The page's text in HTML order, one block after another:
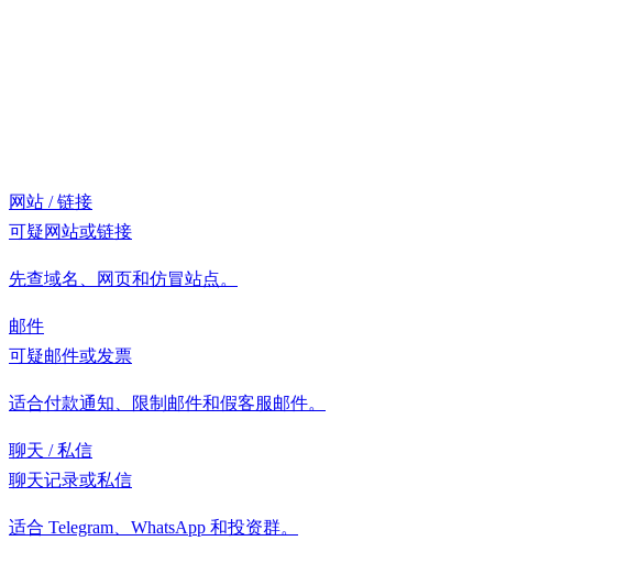
网站 / 链接
可疑网站或链接
先查域名、网页和仿冒站点。
邮件
可疑邮件或发票
适合付款通知、限制邮件和假客服邮件。
聊天 / 私信
聊天记录或私信
适合 Telegram、WhatsApp 和投资群。